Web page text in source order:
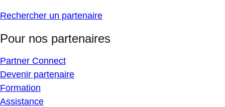
Rechercher un partenaire
Pour nos partenaires
Partner Connect
Devenir partenaire
Formation
Assistance